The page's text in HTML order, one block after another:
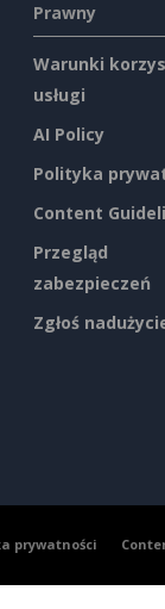
Prawny
Warunki
usługi
AI Policy
Polityka
Content
Przegląd
zabezpieczeń
Zgłoś
prywatności